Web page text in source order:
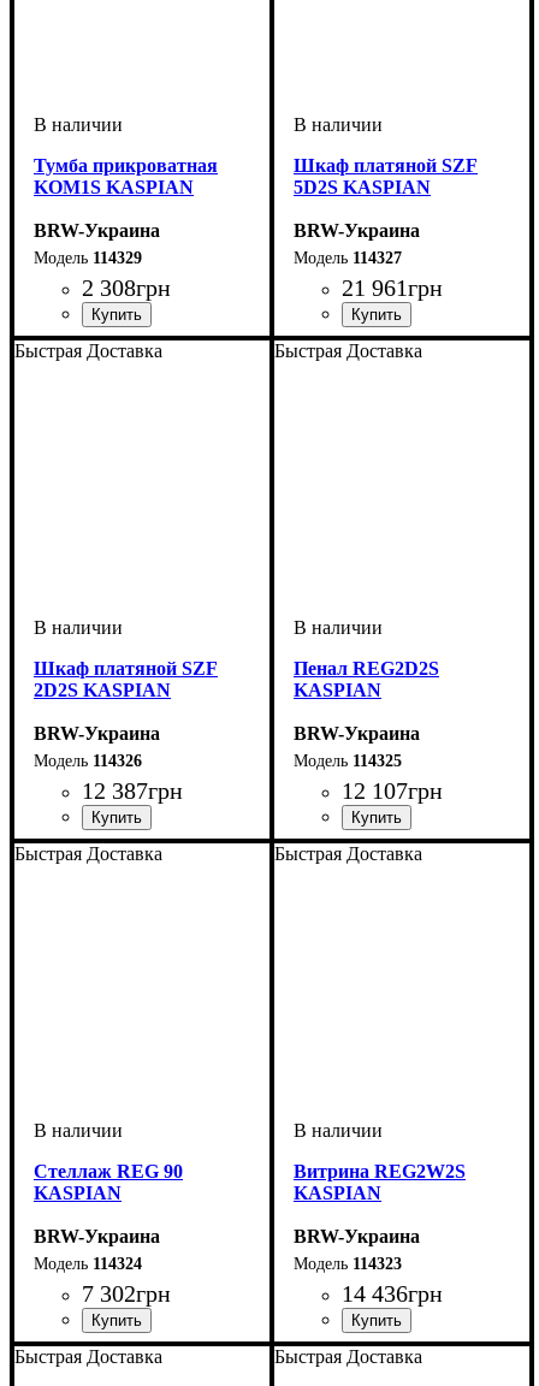
Тумба прикроватная
KOM1S KASPIAN
BRW-Украина
114329
2 308грн
ширина, мм: 510
высота, мм: 335
глубина, мм: 405
Шкаф платяной SZF
5D2S KASPIAN
BRW-Украина
114327
21 961грн
ширина, мм: 1535
высота, мм: 2111
глубина, мм: 555
Быстрая Доставка
Шкаф платяной SZF
2D2S KASPIAN
BRW-Украина
114326
12 387грн
ширина, мм: 900
высота, мм: 2005
глубина, мм: 555
Быстрая Доставка
Пенал REG2D2S
KASPIAN
BRW-Украина
114325
12 107грн
ширина, мм: 900
высота, мм: 2005
глубина, мм: 405
Быстрая Доставка
Стеллаж REG 90
KASPIAN
BRW-Украина
114324
7 302грн
ширина, мм: 900
высота, мм: 2005
глубина, мм: 405
Быстрая Доставка
Витрина REG2W2S
KASPIAN
BRW-Украина
114323
14 436грн
ширина, мм: 900
высота, мм: 2005
глубина, мм: 405
Быстрая Доставка Быстрая Доставка